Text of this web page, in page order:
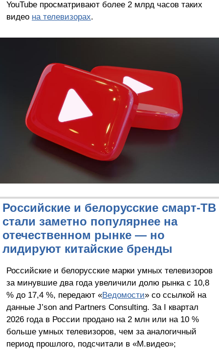
YouTube просматривают более 2 млрд часов таких
видео на телевизорах.
Российские и белорусские смарт-ТВ
стали заметно популярнее на
отечественном рынке — но
лидируют китайские бренды
Российские и белорусские марки умных телевизоров
за минувшие два года увеличили долю рынка с 10,8
% до 17,4 %, передают «Ведомости» со ссылкой на
данные J’son and Partners Consulting. За I квартал
2026 года в России продано на 2 млн или на 10 %
больше умных телевизоров, чем за аналогичный
период прошлого, подсчитали в «М.видео»;